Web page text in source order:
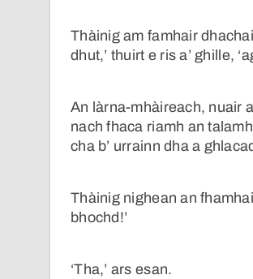
Thàinig am famhair
dhut,’ thuirt e ris a’ ghille,
An làrna-mhàireach, nuair
nach fhaca riamh an
cha b’ urrainn dha a
Thàinig nighean an
bhochd!’
‘Tha,’ ars esan.